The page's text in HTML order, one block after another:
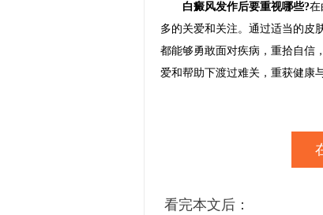
白癜风发作后要重视哪些?在
多的关爱和关注。通过适当的皮
都能够勇敢面对疾病，重拾自信
爱和帮助下渡过难关，重获健康
看完本文后：